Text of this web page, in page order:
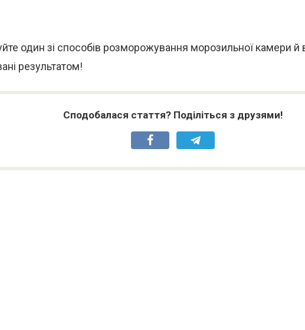
один зі способів розморожування морозильної камери й
результатом!
Сподобалася стаття? Поділіться з друзями!